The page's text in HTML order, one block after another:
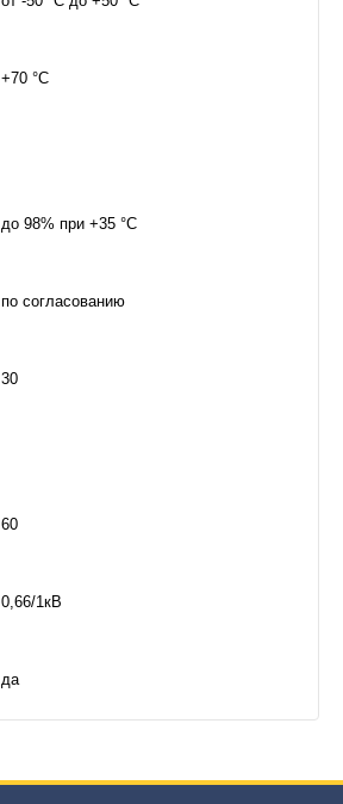
+70 °С
до 98% при +35 °С
по согласованию
30
60
0,66/1кВ
да